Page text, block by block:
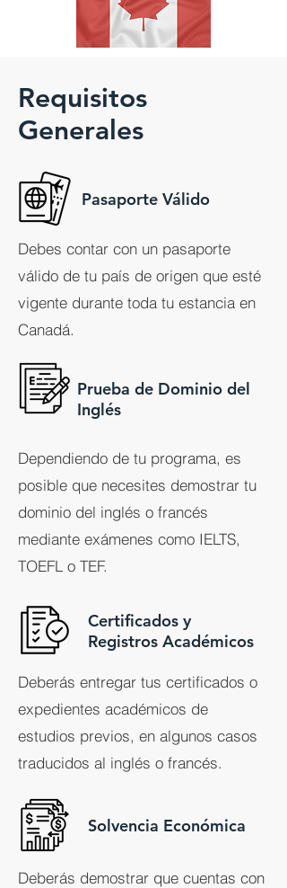
Requisitos
Generales
Pasaporte Válido
Debes contar con un pasaporte
válido de tu país de origen que esté
vigente durante toda tu estancia en
Canadá.
Prueba de Dominio del
Inglés
Dependiendo de tu programa, es
posible que necesites demostrar tu
dominio del inglés o francés
mediante exámenes como IELTS,
TOEFL o TEF.
Certificados y
Registros Académicos
Deberás entregar tus certificados o
expedientes académicos de
estudios previos, en algunos casos
traducidos al inglés o francés.
Solvencia Económica
Deberás demostrar que cuentas con